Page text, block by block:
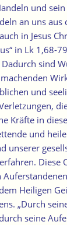
und
an uns aus
in Jesus
in Lk 1,68-
sind
und
Kräfte in
und
unserer
Diese
Heiligen
„Durch
durch seine